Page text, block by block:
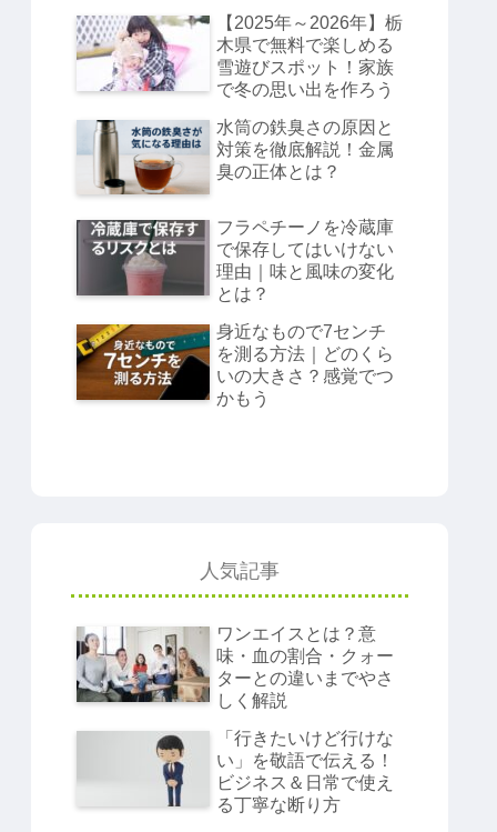
【2025年～2026年】栃
木県で無料で楽しめる
雪遊びスポット！家族
で冬の思い出を作ろう
水筒の鉄臭さの原因と
対策を徹底解説！金属
臭の正体とは？
フラペチーノを冷蔵庫
で保存してはいけない
理由｜味と風味の変化
とは？
身近なもので7センチ
を測る方法｜どのくら
いの大きさ？感覚でつ
かもう
人気記事
ワンエイスとは？意
味・血の割合・クォー
ターとの違いまでやさ
しく解説
「行きたいけど行けな
い」を敬語で伝える！
ビジネス＆日常で使え
る丁寧な断り方